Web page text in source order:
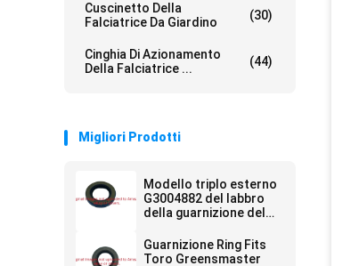
Cuscinetto Della
Falciatrice Da Giardino
(30)
Cinghia Di Azionamento
Della Falciatrice ...
(44)
Migliori Prodotti
Modello triplo esterno
G3004882 del labbro
della guarnizione del
falciatore per il
macchinario del prato
Guarnizione Ring Fits
Toro Greensmaster